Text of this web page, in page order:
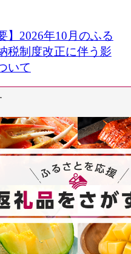
】2026年10月のふる
税制度改正に伴う影
いて